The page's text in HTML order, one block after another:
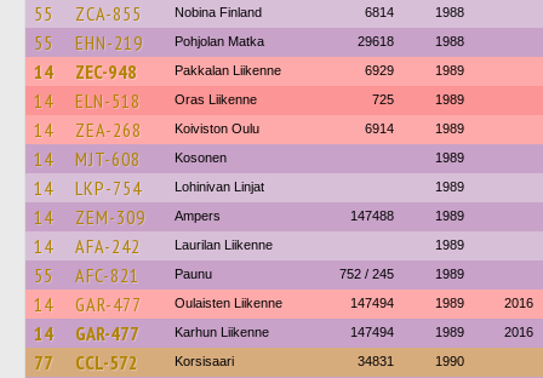
55 ZCA-855 Nobina Finland 6814 1988
55 EHN-219 Pohjolan Matka 29618 1988
14 ZEC-948 Pakkalan Liikenne 6929 1989
14 ELN-518 Oras Liikenne 725 1989
14 ZEA-268 Koiviston Oulu 6914 1989
14 MJT-608 Kosonen 1989
14 LKP-754 Lohinivan Linjat 1989
14 ZEM-309 Ampers 147488 1989
14 AFA-242 Laurilan Liikenne 1989
55 AFC-821 Paunu 752 / 245 1989
14 GAR-477 Oulaisten Liikenne 147494 1989 2016
14 GAR-477 Karhun Liikenne 147494 1989 2016
77 CCL-572 Korsisaari 34831 1990